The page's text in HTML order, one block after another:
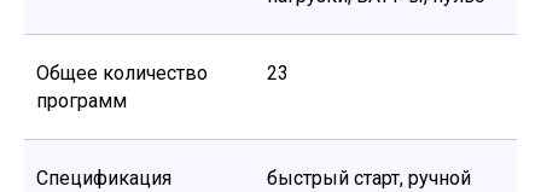
Общее количество
программ
23
Спецификация
быстрый старт, ручной